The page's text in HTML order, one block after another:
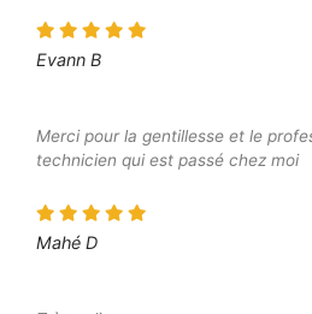
Evann B
Merci pour la gentillesse et le
technicien qui est passé chez moi
Mahé D